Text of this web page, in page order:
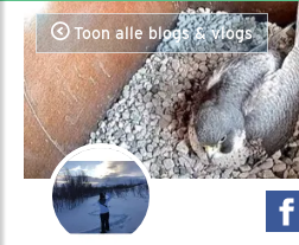
Toon alle blogs & vlogs